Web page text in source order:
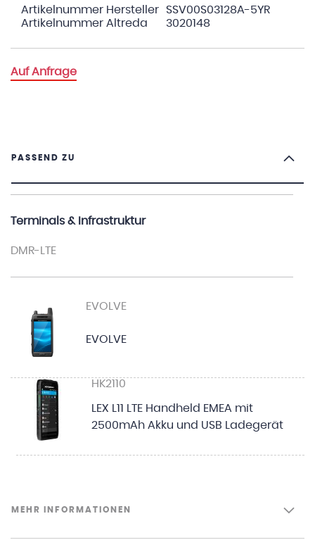
Artikelnummer Hersteller
SSV00S03128A-5YR
Artikelnummer Altreda
3020148
Auf Anfrage
PASSEND ZU
Terminals & Infrastruktur
DMR-LTE
EVOLVE
EVOLVE
HK2110
LEX L11 LTE Handheld EMEA mit
2500mAh Akku und USB Ladegerät
MEHR INFORMATIONEN